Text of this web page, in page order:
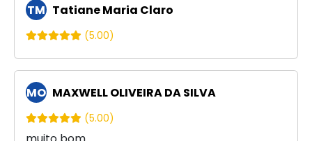
TM Tatiane Maria Claro
(5.00)
MO MAXWELL OLIVEIRA DA SILVA
(5.00)